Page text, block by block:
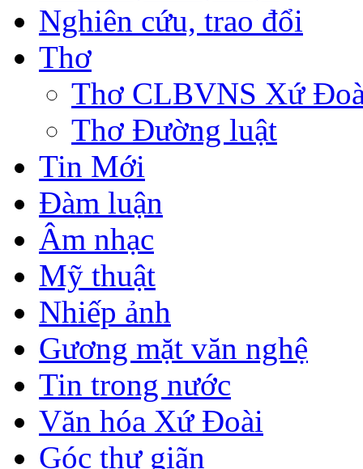
Nghiên cứu, trao đổi
Thơ
Thơ CLBVNS Xứ
Thơ Đường luật
Tin Mới
Đàm luận
Âm nhạc
Mỹ thuật
Nhiếp ảnh
Gương mặt văn nghệ
Tin trong nước
Văn hóa Xứ Đoài
Góc thư giãn